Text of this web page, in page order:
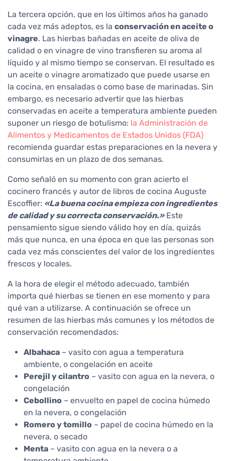
La tercera opción, que en los últimos años ha ganado
cada vez más adeptos, es la conservación en aceite o
vinagre. Las hierbas bañadas en aceite de oliva de
calidad o en vinagre de vino transfieren su aroma al
líquido y al mismo tiempo se conservan. El resultado es
un aceite o vinagre aromatizado que puede usarse en
la cocina, en ensaladas o como base de marinadas. Sin
embargo, es necesario advertir que las hierbas
conservadas en aceite a temperatura ambiente pueden
suponer un riesgo de botulismo: la Administración de
Alimentos y Medicamentos de Estados Unidos (FDA)
recomienda guardar estas preparaciones en la nevera y
consumirlas en un plazo de dos semanas.
Como señaló en su momento con gran acierto el
cocinero francés y autor de libros de cocina Auguste
Escoffier: «La buena cocina empieza con ingredientes
de calidad y su correcta conservación.»Este
pensamiento sigue siendo válido hoy en día, quizás
más que nunca, en una época en que las personas son
cada vez más conscientes del valor de los ingredientes
frescos y locales.
A la hora de elegir el método adecuado, también
importa qué hierbas se tienen en ese momento y para
qué van a utilizarse. A continuación se ofrece un
resumen de las hierbas más comunes y los métodos de
conservación recomendados:
Albahaca – vasito con agua a temperatura
ambiente, o congelación en aceite
Perejil y cilantro – vasito con agua en la nevera, o
congelación
Cebollino – envuelto en papel de cocina húmedo
en la nevera, o congelación
Romero y tomillo – papel de cocina húmedo en la
nevera, o secado
Menta – vasito con agua en la nevera o a